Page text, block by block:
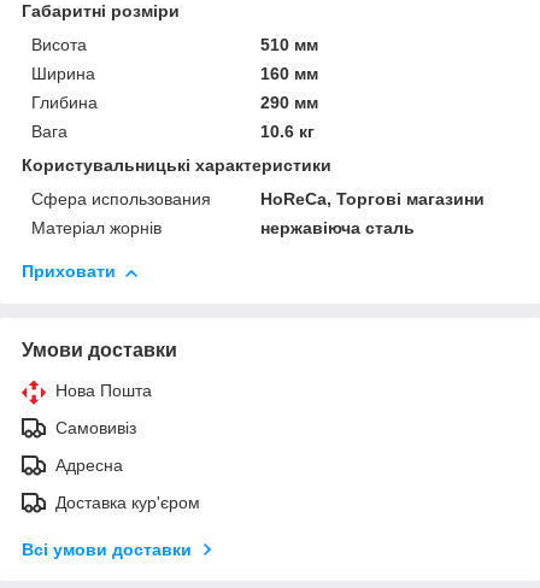
Габаритні розміри
Висота
510 мм
Ширина
160 мм
Глибина
290 мм
Вага
10.6 кг
Користувальницькі характеристики
Сфера использования
HoReCa, Торгові магазини
Матеріал жорнів
нержавіюча сталь
Приховати
Умови доставки
Нова Пошта
Самовивіз
Адресна
Доставка кур'єром
Всі умови доставки